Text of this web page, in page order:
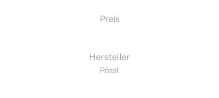
Preis
Hersteller
Pössl